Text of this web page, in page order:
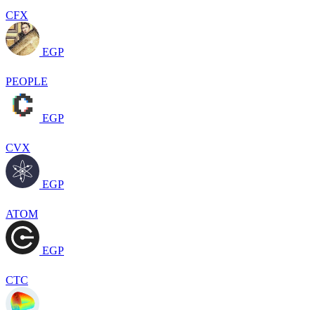
CFX
EGP
PEOPLE
EGP
CVX
EGP
ATOM
EGP
CTC